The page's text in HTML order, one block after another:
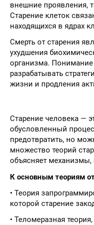
внешние проявления,
Старение клеток
находящихся в ядрах
Смерть от старения
ухудшения
организма.
разрабатывать
жизни и продления
Старение человека —
обусловленный
предотвратить, но
множество теорий
объясняет механизмы,
К основным теориям
• Теория
которой старение
• Теломеразная